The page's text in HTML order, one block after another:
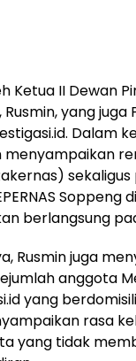
Ketua II Dewan
Rusmin, yang
Dalam
menyampaikan
Soppeng
berlangsung
Rusmin juga
anggota
yang
rasa
yang tidak